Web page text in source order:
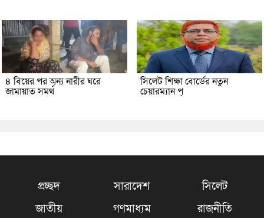
৪ বিয়ের পর অন্য নারীর ঘরে
জামায়াত সমর্থ
সিলেট শিক্ষা বোর্ডের নতুন
চেয়ারম্যান প্
প্রচ্ছদ সারাদেশ
সিলেট
জাতীয়
গণমাধ্যম
রাজনীতি